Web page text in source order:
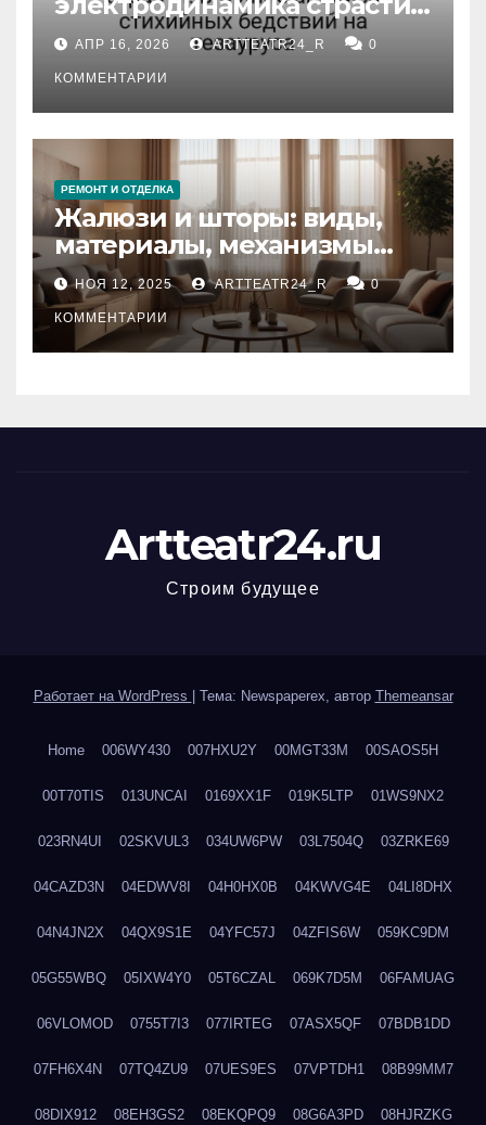
влияние анализа
стихийных бедствий на
тезауруса
АПР 16, 2026 ARTTEATR24_R 0
КОММЕНТАРИИ
РЕМОНТ И ОТДЕЛКА
Жалюзи и шторы: виды,
материалы, механизмы
управления и уход
НОЯ 12, 2025 ARTTEATR24_R 0
КОММЕНТАРИИ
Artteatr24.ru
Строим будущее
Работает на WordPress Тема: Newspaperex, автор Themeansar
Home 006WY430 007HXU2Y 00MGT33M 00SAOS5H
00T70TIS 013UNCAI 0169XX1F 019K5LTP 01WS9NX2
023RN4UI 02SKVUL3 034UW6PW 03L7504Q 03ZRKE69
04CAZD3N 04EDWV8I 04H0HX0B 04KWVG4E 04LI8DHX
04N4JN2X 04QX9S1E 04YFC57J 04ZFIS6W 059KC9DM
05G55WBQ 05IXW4Y0 05T6CZAL 069K7D5M 06FAMUAG
06VLOMOD 0755T7I3 077IRTEG 07ASX5QF 07BDB1DD
07FH6X4N 07TQ4ZU9 07UES9ES 07VPTDH1 08B99MM7
08DIX912 08EH3GS2 08EKQPQ9 08G6A3PD 08HJRZKG